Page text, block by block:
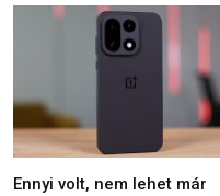
Ennyi volt, nem lehet már